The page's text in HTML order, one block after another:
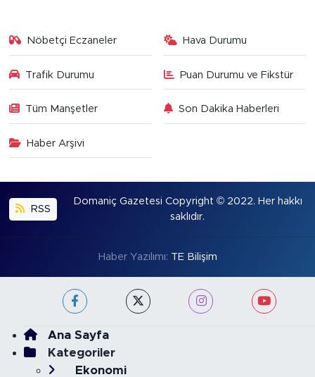
Nöbetçi Eczaneler Hava Durumu
Trafik Durumu Puan Durumu ve Fikstür
Tüm Manşetler Son Dakika Haberleri
Haber Arşivi
RSS
Domaniç Gazetesi Copyright © 2022. Her hakkı
saklıdır.
Haber Yazılımı: TE Bilişim
Ana Sayfa
Kategoriler
Ekonomi